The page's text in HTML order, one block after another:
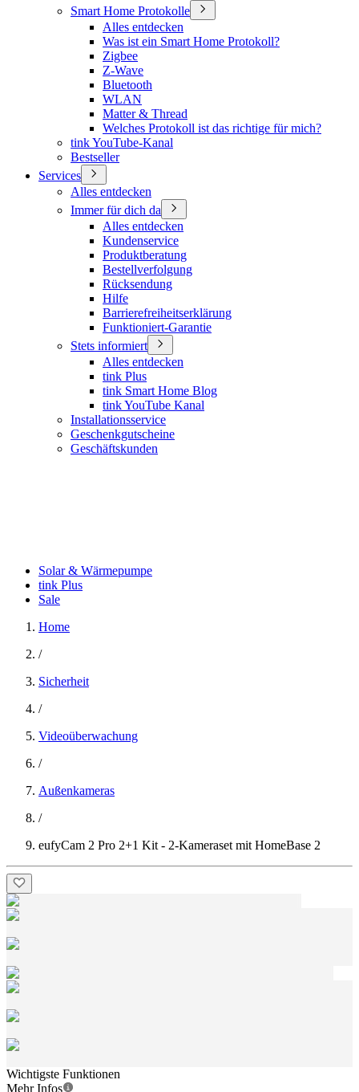
Smart Home Protokolle
Alles entdecken
Was ist ein Smart Home Protokoll?
Zigbee
Z-Wave
Bluetooth
WLAN
Matter & Thread
Welches Protokoll ist das richtige für mich?
tink YouTube-Kanal
Bestseller
Services
Alles entdecken
Immer für dich da
Alles entdecken
Kundenservice
Produktberatung
Bestellverfolgung
Rücksendung
Hilfe
Barrierefreiheitserklärung
Funktioniert-Garantie
Stets informiert
Alles entdecken
tink Plus
tink Smart Home Blog
tink YouTube Kanal
Installationsservice
Geschenkgutscheine
Geschäftskunden
Solar & Wärmepumpe
tink Plus
Sale
Home
/
Sicherheit
/
Videoüberwachung
/
Außenkameras
/
eufyCam 2 Pro 2+1 Kit - 2-Kameraset mit HomeBase 2
Wichtigste Funktionen
Mehr Infos